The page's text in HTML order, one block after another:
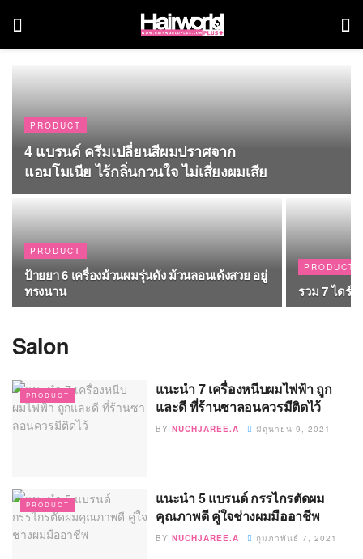
PRODUCT
4 แบรนด์ ครีมเปลี่ยนสีผมปราศจาก
แอมโมเนีย ไร้กลิ่นกวนใจ ไม่เสี่ยงผมเสีย
PRODUCT
ป้ายยา 6 เครื่องม้วนผมรุ่นดัง ม้วนลอนเด้งสวย อยู่
ทรงนาน
PRODUCT
รวม 7 ไดร์
Salon
PRODUCT
แนะนำ 7 เครื่องหนีบผมไฟฟ้า ถูก
และดี ที่ร้านซาลอนควรมีติดไว้
BY NUCHJAREE.A มิถุนายน 9, 2021
PRODUCT
แนะนำ 5 แบรนด์ กรรไกรตัดผม
คุณภาพดี คู่ใจช่างผมมืออาชีพ
BY NUCHJAREE.A กุมภาพันธ์ 7, 2021